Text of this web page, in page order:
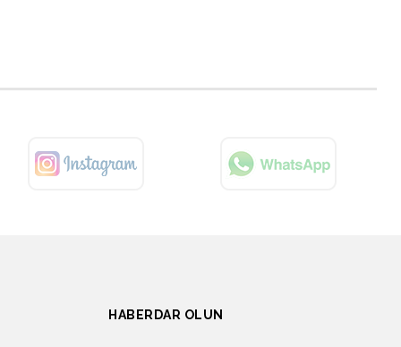
HABERDAR OLUN